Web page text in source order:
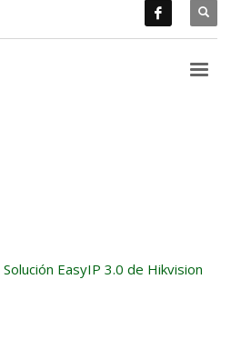
Solución EasyIP 3.0 de Hikvision